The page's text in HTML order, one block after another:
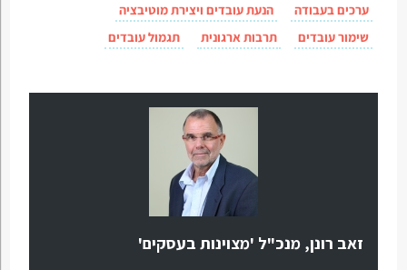
ערכים בעבודה
הנעת עובדים ויצירת מוטיבציה
שימור עובדים
תרבות ארגונית תגמול עובדים
זאב רונן, מנכ"ל 'מצוינות בעסקים'